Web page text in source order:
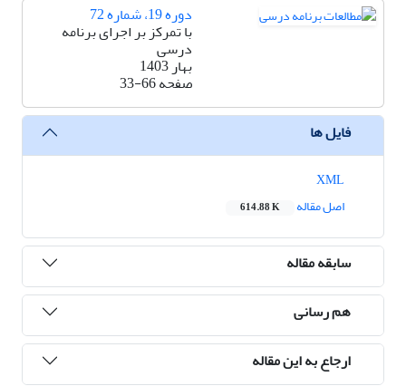
دوره 19، شماره 72
با تمرکز بر اجرای برنامه
درسی
بهار 1403
صفحه33-66
فایل ها
اصل مقاله
614.88 K
سابقه مقاله
هم رسانی
ارجاع به این مقاله